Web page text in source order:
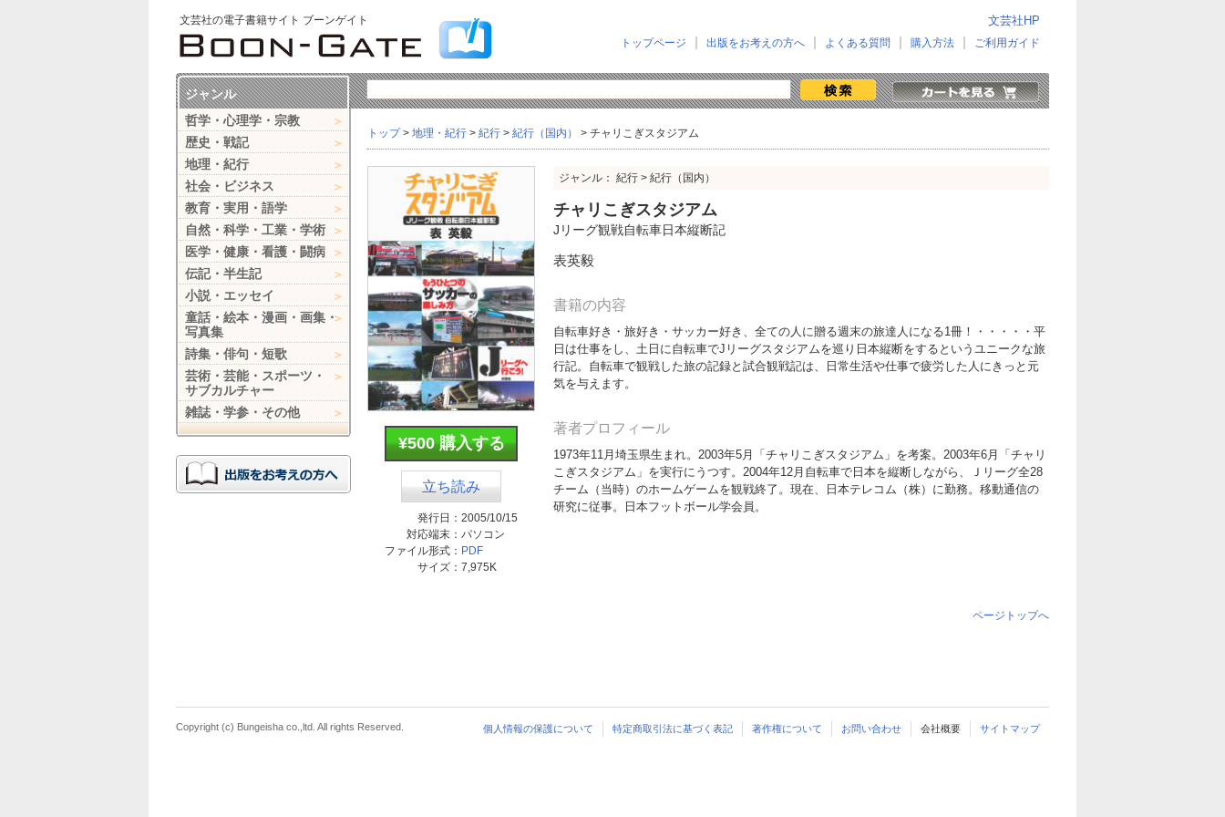
文芸社の電子書籍サイト ブーンゲイト 文芸社HP
トップページ 出版をお考えの方へ よくある質問 購入方法 ご利用ガイド
トップ> 地理・紀行 > 紀行 > 紀行（国内） > チャリこぎスタジアム
¥500 購入する
立ち読み
発行日： 2005/10/15
対応端末： パソコン
ファイル形式： PDF
サイズ： 7,975K
ジャンル： 紀行 > 紀行（国内）
チャリこぎスタジアム
Jリーグ観戦自転車日本縦断記
表英毅
書籍の内容
自転車好き・旅好き・サッカー好き、全ての人に贈る週末の旅達人になる1冊！・・・・・平
日は仕事をし、土日に自転車でJリーグスタジアムを巡り日本縦断をするというユニークな旅
行記。自転車で観戦した旅の記録と試合観戦記は、日常生活や仕事で疲労した人にきっと元
気を与えます。
著者プロフィール
1973年11月埼玉県生まれ。2003年5月「チャリこぎスタジアム」を考案。2003年6月「チャリ
こぎスタジアム」を実行にうつす。2004年12月自転車で日本を縦断しながら、Ｊリーグ全28
チーム（当時）のホームゲームを観戦終了。現在、日本テレコム（株）に勤務。移動通信の
研究に従事。日本フットボール学会員。
ページトップへ
ジャンル
哲学・心理学・宗教
歴史・戦記
地理・紀行
社会・ビジネス
教育・実用・語学
自然・科学・工業・学術
医学・健康・看護・闘病
伝記・半生記
小説・エッセイ
童話・絵本・漫画・画集・
写真集
詩集・俳句・短歌
芸術・芸能・スポーツ・
サブカルチャー
雑誌・学参・その他
個人情報の保護について 特定商取引法に基づく表記 著作権について お問い合わせ 会社概要 サイトマップ
Copyright (c) Bungeisha co.,ltd. All rights Reserved.